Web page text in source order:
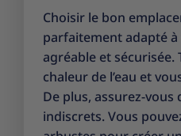
Choisir le bon
parfaitement adapté
agréable et
chaleur de l’eau et
De plus, assurez-
indiscrets. Vous